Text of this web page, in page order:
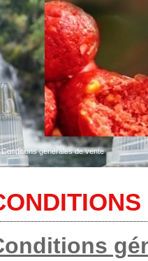
Conditions generales de vente
Bienvenue sur Autentik